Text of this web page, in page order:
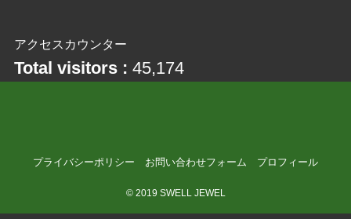
アクセスカウンター
Total visitors : 45,174
プライバシーポリシー お問い合わせフォーム プロフィール
©2019 SWELL JEWEL